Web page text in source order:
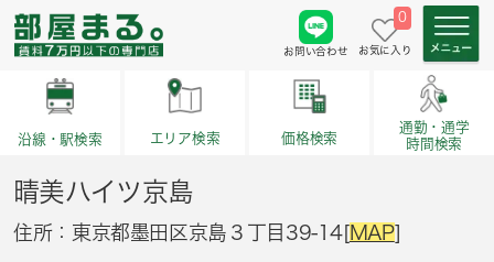
お問い合わせ
0
お気に入り
沿線・駅検索 エリア検索 価格検索
通勤・通学
時間検索
晴美ハイツ京島
住所：東京都墨田区京島３丁目39-14[MAP]